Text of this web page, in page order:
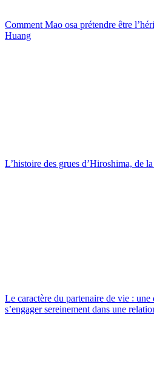
Comment Mao osa prétendre être
Huang
L’histoire des grues d’Hiroshima, de
Le caractère du partenaire de vie : une
s’engager sereinement dans une